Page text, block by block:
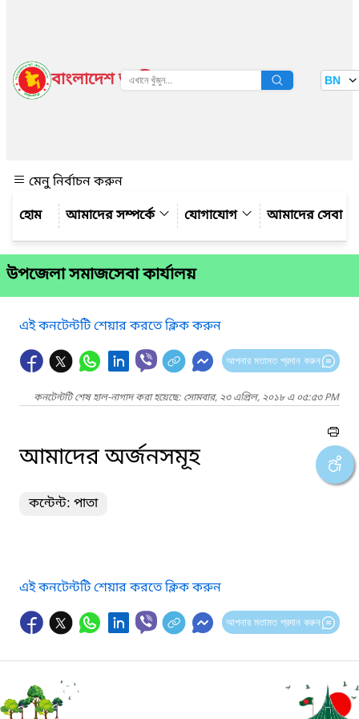
বাংলাদেশ জাতীয় তথ্য বাতায়ন BN
মেনু নির্বাচন করুন
আমাদের সম্পর্কে
যোগাযোগ আমাদের সেবা
উপজেলা সমাজসেবা কার্যালয়
এই কনটেন্টটি শেয়ার করতে ক্লিক করুন
আপনার মতামত প্রদান করুন
কনটেন্টটি শেষ হাল-নাগাদ করা হয়েছে: সোমবার, ২৩ এপ্রিল, ২০১৮ এ ০৫:৫৩ PM
আমাদের অর্জনসমূহ
কন্টেন্ট: পাতা
এই কনটেন্টটি শেয়ার করতে ক্লিক করুন
আপনার মতামত প্রদান করুন